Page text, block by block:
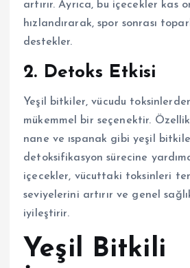
artırır. Ayrıca, bu içecekler kas
hızlandırarak, spor sonrası
destekler.
2. Detoks Etkisi
Yeşil bitkiler, vücudu
mükemmel bir seçenektir.
nane ve ıspanak gibi yeşil
detoksifikasyon sürecine
içecekler, vücuttaki toksinleri
seviyelerini artırır ve genel
iyileştirir.
Yeşil Bitkili